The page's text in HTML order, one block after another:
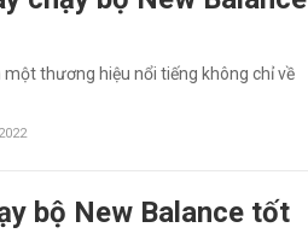
thương hiệu nổi tiếng không chỉ về
bộ New Balance tốt